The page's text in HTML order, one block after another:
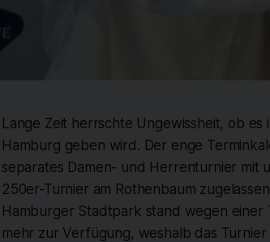
Lange Zeit herrschte Ungewissheit, ob es
Hamburg geben wird. Der enge
separates Damen- und Herrenturnier mit
250er-Turnier am Rothenbaum
Hamburger Stadtpark stand wegen einer
mehr zur Verfügung, weshalb das